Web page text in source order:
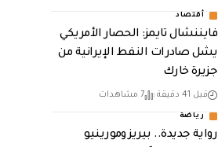
أقتصاد
فايننشال تايمز: الحصار الأمريكي
يشل صادرات النفط الإيرانية من
جزيرة خارك
قبل 41 دقيقة 7 مشاهدات
رياضة
رواية جديدة.. بيريز ومورينيو